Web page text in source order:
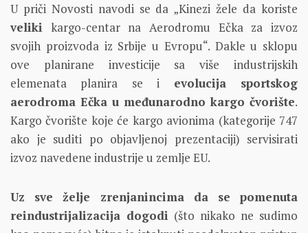
U priči Novosti navodi se da „Kinezi žele da koriste
veliki kargo-centar na Aerodromu Ečka za izvoz
svojih proizvoda iz Srbije u Evropu“. Dakle u sklopu
ove planirane investicije sa više industrijskih
elemenata planira se i evolucija sportskog
aerodroma Ečka u međunarodno kargo čvorište.
Kargo čvorište koje će kargo avionima (kategorije 747
ako je suditi po objavljenoj prezentaciji) servisirati
izvoz navedene industrije u zemlje EU.
Uz sve želje zrenjanincima da se pomenuta
reindustrijalizacija dogodi (što nikako ne sudimo